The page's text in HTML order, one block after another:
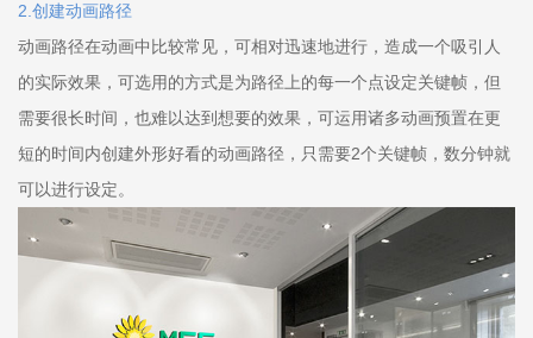
2.创建动画路径
动画路径在动画中比较常见，可相对迅速地进行，造成一个吸引人
的实际效果，可选用的方式是为路径上的每一个点设定关键帧，但
需要很长时间，也难以达到想要的效果，可运用诸多动画预置在更
短的时间内创建外形好看的动画路径，只需要2个关键帧，数分钟就
可以进行设定。